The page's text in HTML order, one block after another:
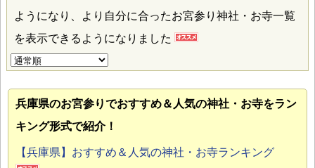
ようになり、より自分に合ったお宮参り神社・お寺一覧
を表示できるようになりました
兵庫県のお宮参りでおすすめ＆人気の神社・お寺をラン
キング形式で紹介！
【兵庫県】おすすめ＆人気の神社・お寺ランキング